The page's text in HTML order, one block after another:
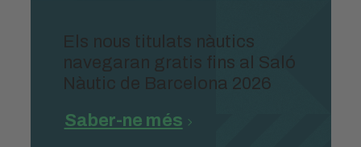
Els nous titulats nàutics
navegaran gratis fins al Saló
Nàutic de Barcelona 2026
Saber-ne més